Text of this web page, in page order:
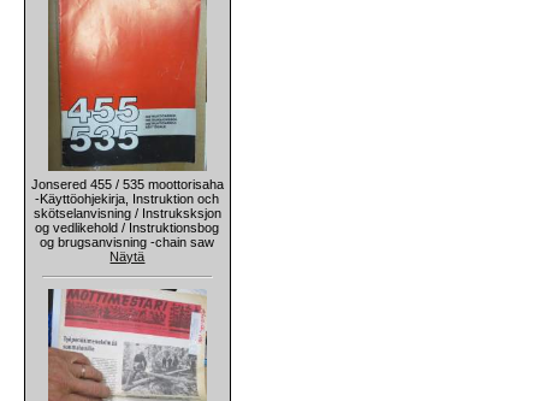
Jonsered 455 / 535 moottorisaha
-Käyttöohjekirja, Instruktion och
skötselanvisning / Instruksksjon
og vedlikehold / Instruktionsbog
og brugsanvisning -chain saw
Näytä